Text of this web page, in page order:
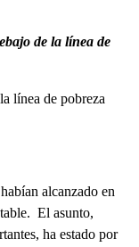
de la línea de
alcanzado en
El asunto,
ha estado por